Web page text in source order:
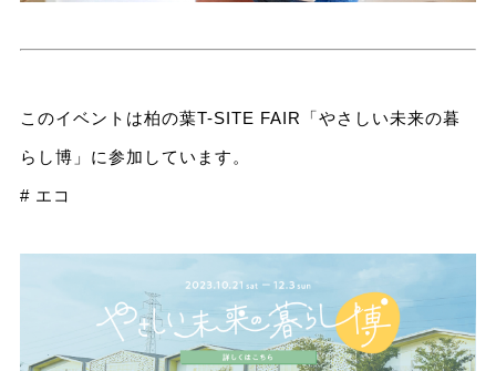
このイベントは柏の葉T-SITE FAIR「やさしい未来の暮
らし博」に参加しています。
# エコ